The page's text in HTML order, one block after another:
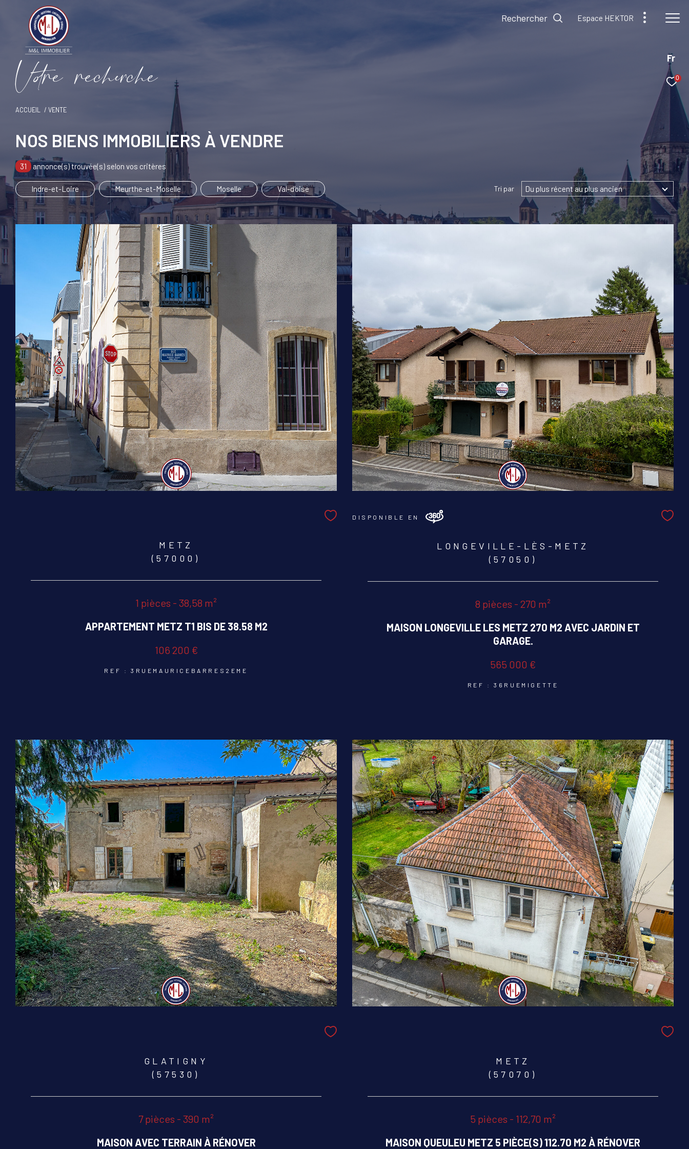
Fr
0
Rechercher Espace HEKTOR
Vore recece
ACCUEIL VENTE
NOS BIENS IMMOBILIERS À VENDRE
31 annonce(s) trouvée(s) selon vos critères
Indre-et-Loire Meurthe-et-Moselle Moselle Val-d'oise Tri par Du plus récent au plus ancien
METZ
(57000)
1 pièces - 38,58 m²
APPARTEMENT METZ T1 BIS DE 38.58 M2
106 200 €
REF : 3RUEMAURICEBARRES2EME
DISPONIBLE EN
LONGEVILLE-LÈS-METZ
(57050)
8 pièces - 270 m²
MAISON LONGEVILLE LES METZ 270 M2 AVEC JARDIN ET
GARAGE.
565 000 €
REF : 36RUEMIGETTE
GLATIGNY
(57530)
7 pièces - 390 m²
MAISON AVEC TERRAIN À RÉNOVER
METZ
(57070)
5 pièces - 112,70 m²
MAISON QUEULEU METZ 5 PIÈCE(S) 112.70 M2 À RÉNOVER